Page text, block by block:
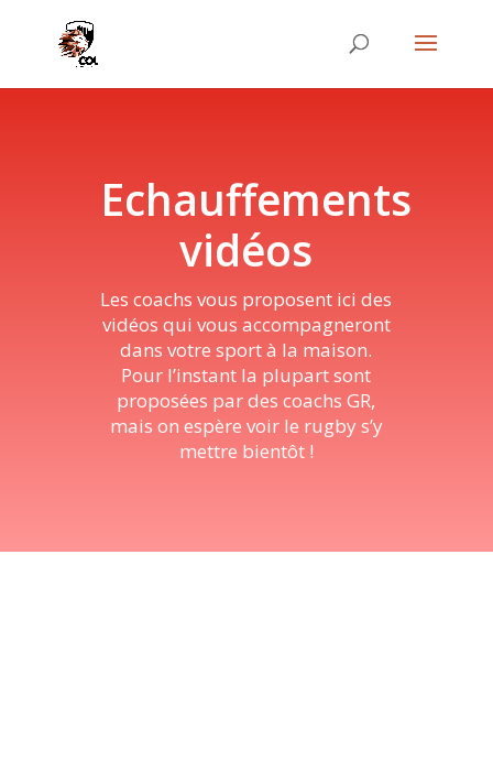
Echauffements
vidéos
Les coachs vous proposent ici des
vidéos qui vous accompagneront
dans votre sport à la maison.
Pour l’instant la plupart sont
proposées par des coachs GR,
mais on espère voir le rugby s’y
mettre bientôt !